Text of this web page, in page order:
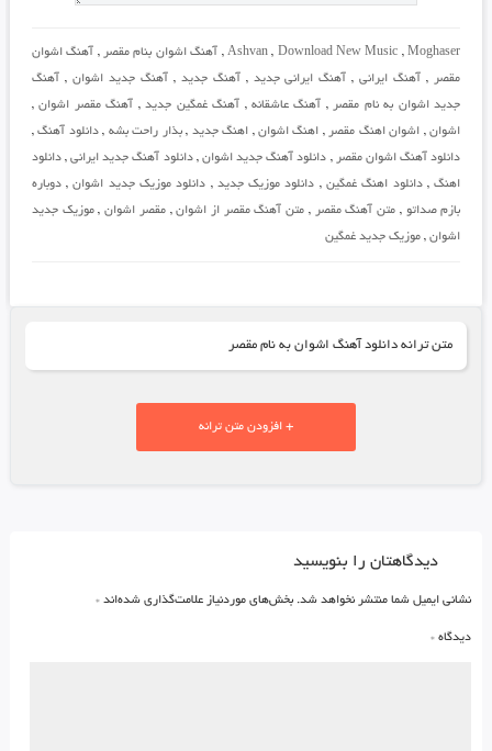
Ashvan, Download New Music ,Moghaser
, آهنگ اشوان بنام مقصر , آهنگ اشوان
مقصر
, آهنگ ایرانی, آهنگ ایرانی جدید , آهنگ جدید , آهنگ جدید اشوان , آهنگ
جدید اشوان به نام مقصر , آهنگ عاشقانه, آهنگ غمگین جدید, آهنگ مقصر اشوان,
اشوان, اشوان اهنگ مقصر , اهنگ اشوان , اهنگ جدید ,بذار راحت بشه ,دانلود آهنگ,
دانلود آهنگ اشوان مقصر , دانلود آهنگ جدید اشوان ,دانلود آهنگ جدید ایرانی,دانلود
اهنگ,دانلود اهنگ غمگین, دانلود موزیک جدید , دانلود موزیک جدید اشوان,دوباره
بازم صداتو , متن آهنگ مقصر , متن آهنگ مقصر از اشوان,مقصر اشوان,موزیک جدید
اشوان, موزیک جدید غمگین
متن ترانه دانلود آهنگ اشوان به نام مقصر
+ افزودن متن ترانه
دیدگاهتان را بنویسید
نشانی ایمیل شما منتشر نخواهد شد. بخش‌های موردنیاز علامت‌گذاری شده‌اند *
دیدگاه *